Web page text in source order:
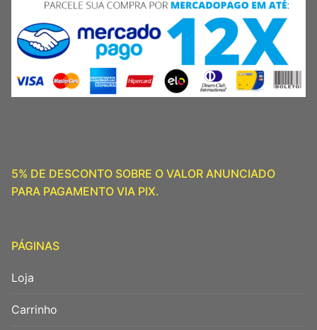
5% DE DESCONTO SOBRE O VALOR ANUNCIADO
PARA PAGAMENTO VIA PIX.
PÁGINAS
Loja
Carrinho